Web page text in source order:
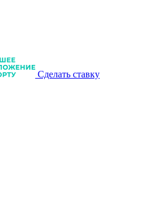
Сделать ставку